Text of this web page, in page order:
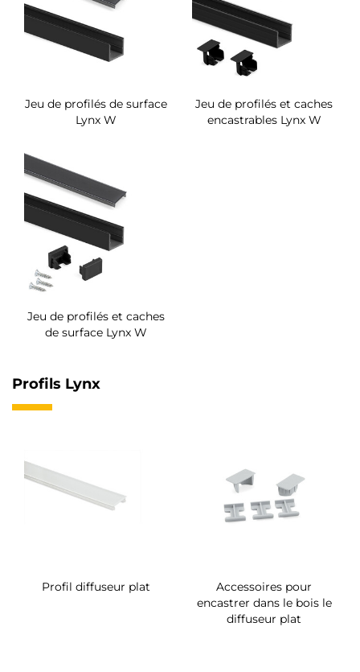
Jeu de profilés de surface
Lynx W
Jeu de profilés et caches
encastrables Lynx W
Jeu de profilés et caches
de surface Lynx W
Profils Lynx
Profil diffuseur plat
Accessoires pour
encastrer dans le bois le
diffuseur plat